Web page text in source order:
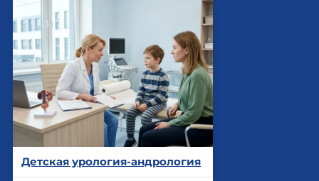
Детская урология-андрология